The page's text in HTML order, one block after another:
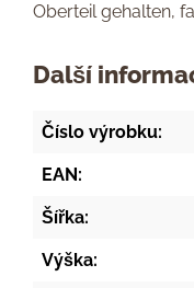
Oberteil gehalten,
Další
Číslo výrobku:
EAN:
Šířka:
Výška: